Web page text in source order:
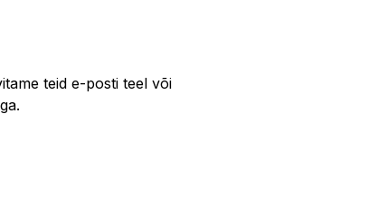
teid e-posti teel või